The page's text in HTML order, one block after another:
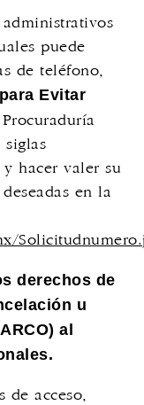
puede
de teléfono,
Evitar
siglas
y hacer valer su
en la
derechos de
u
al
de acceso,